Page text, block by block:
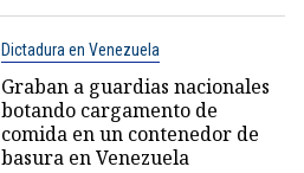
Dictadura en Venezuela
Graban a guardias nacionales
botando cargamento de
comida en un contenedor de
basura en Venezuela